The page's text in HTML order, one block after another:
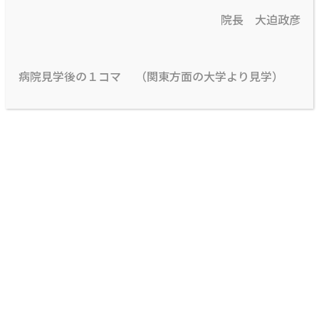
院長 大迫政彦
病院見学後の１コマ （関東方面の大学より見学）